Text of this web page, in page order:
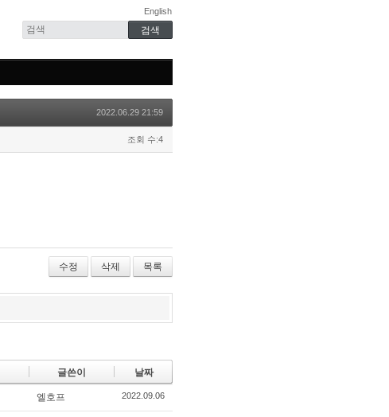
English
2022.06.29 21:59
조회 수:4
수정 삭제 목록
글쓴이 날짜
엘호프 2022.09.06